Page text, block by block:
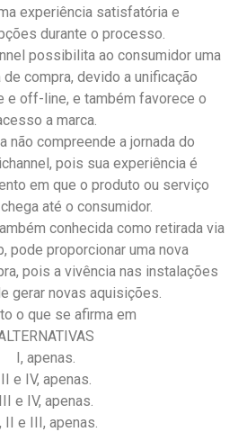
experiência satisfatória e
durante o processo.
possibilita ao consumidor uma
compra, devido a unificação
e off-line, e também favorece o
a marca.
não compreende a jornada do
pois sua experiência é
em que o produto ou serviço
até o consumidor.
conhecida como retirada via
pode proporcionar uma nova
pois a vivência nas instalações
gerar novas aquisições.
o que se afirma em
I, apenas.
II e IV, apenas.
III e IV, apenas.
II e III, apenas.